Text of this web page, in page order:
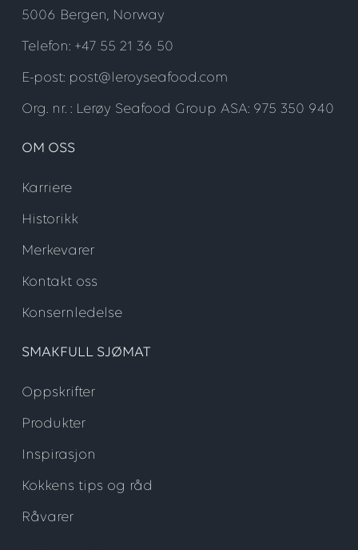
5006 Bergen, Norway
Telefon: +47 55 21 36 50
E-post: post@leroyseafood.com
Org. nr. : Lerøy Seafood Group ASA: 975 350 940
OM OSS
Karriere
Historikk
Merkevarer
Kontakt oss
Konsernledelse
SMAKFULL SJØMAT
Oppskrifter
Produkter
Inspirasjon
Kokkens tips og råd
Råvarer